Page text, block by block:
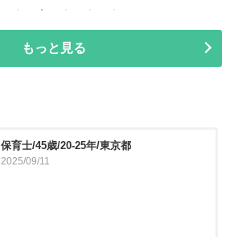
もっと見る
保育士/45歳/20-25年/東京都
2025/09/11